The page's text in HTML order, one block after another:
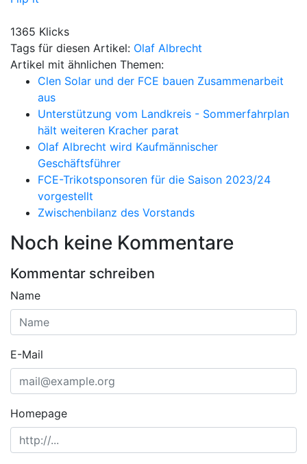
1365 Klicks
Tags für diesen Artikel: Olaf Albrecht
Artikel mit ähnlichen Themen:
Clen Solar und der FCE bauen Zusammenarbeit
aus
Unterstützung vom Landkreis - Sommerfahrplan
hält weiteren Kracher parat
Olaf Albrecht wird Kaufmännischer
Geschäftsführer
FCE-Trikotsponsoren für die Saison 2023/24
vorgestellt
Zwischenbilanz des Vorstands
Noch keine Kommentare
Kommentar schreiben
Name
E-Mail
Homepage